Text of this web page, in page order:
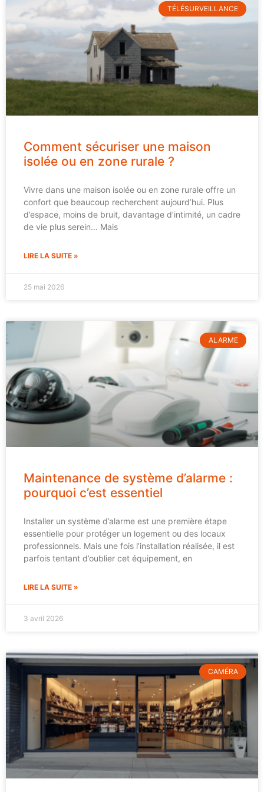
TÉLÉSURVEILLANCE
Comment sécuriser une maison
isolée ou en zone rurale ?
Vivre dans une maison isolée ou en zone rurale offre un
confort que beaucoup recherchent aujourd’hui. Plus
d’espace, moins de bruit, davantage d’intimité, un cadre
de vie plus serein… Mais
LIRE LA SUITE »
25 mai 2026
ALARME
Maintenance de système d’alarme :
pourquoi c’est essentiel
Installer un système d’alarme est une première étape
essentielle pour protéger un logement ou des locaux
professionnels. Mais une fois l’installation réalisée, il est
parfois tentant d’oublier cet équipement, en
LIRE LA SUITE »
3 avril 2026
CAMÉRA